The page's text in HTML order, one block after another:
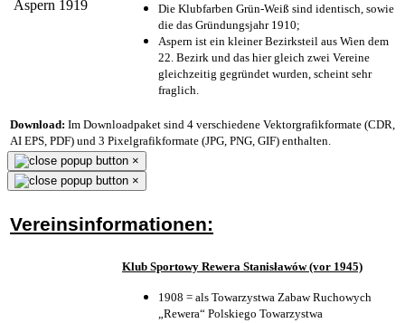
Die Klubfarben Grün-Weiß sind identisch, sowie
die das Gründungsjahr 1910;
Aspern ist ein kleiner Bezirksteil aus Wien dem
22. Bezirk und das hier gleich zwei Vereine
gleichzeitig gegründet wurden, scheint sehr
fraglich.
Download: Im Downloadpaket sind 4 verschiedene Vektorgrafikformate (CDR,
AI EPS, PDF) und 3 Pixelgrafikformate (JPG, PNG, GIF) enthalten.
×
×
Vereinsinformationen:
Klub Sportowy Rewera Stanisławów (vor 1945)
1908 = als Towarzystwa Zabaw Ruchowych
„Rewera“ Polskiego Towarzystwa